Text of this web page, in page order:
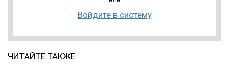
Войдите в систему
ЧИТАЙТЕ ТАКЖЕ: